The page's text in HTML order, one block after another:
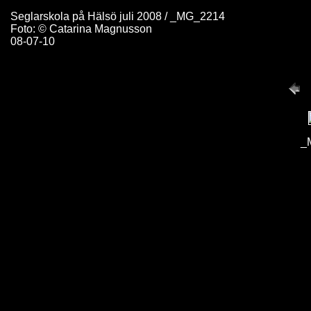
Seglarskola på Hälsö juli 2008 / _MG_2214
Foto: © Catarina Magnusson
08-07-10